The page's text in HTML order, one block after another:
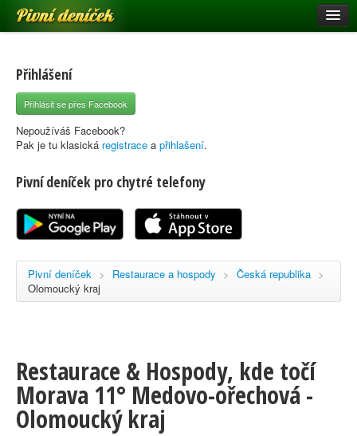
Pivní deníček
Pivní mapa
Pivní značky
Nápověda
Registrace
Přihlášení
Přihlásit se přes Facebook
Nepoužíváš Facebook?
Pak je tu klasická registrace a přihlašení.
Pivní deníček pro chytré telefony
Pivní deníček > Restaurace a hospody > Česká republika >
Olomoucký kraj
Restaurace & Hospody, kde točí
Morava 11° Medovo-ořechová -
Olomoucký kraj